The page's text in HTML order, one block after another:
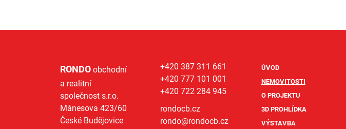
RONDO obchodní
a realitní
společnost s.r.o.
Mánesova 423/60
České Budějovice
+420 387 311 661
+420 777 101 001
+420 722 284 945
rondocb.cz
rondo@rondocb.cz
ÚVOD
NEMOVITOSTI
O PROJEKTU
3D PROHLÍDKA
VÝSTAVBA